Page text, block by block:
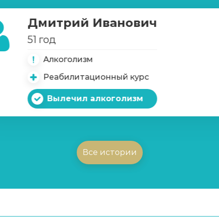
Дмитрий Иванович
51 год
Алкоголизм
Реабилитационный курс
Вылечил алкоголизм
Все истории